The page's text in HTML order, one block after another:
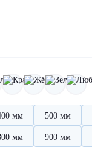
мм 500 мм
мм 900 мм